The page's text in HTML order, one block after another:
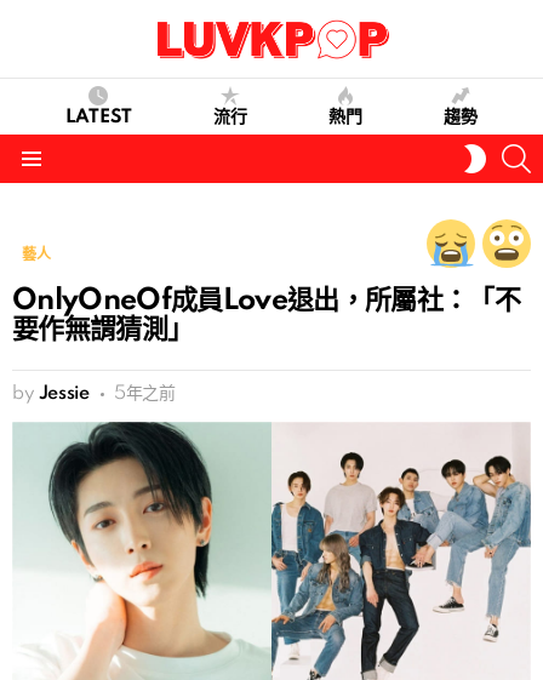
LATEST 流行 熱門 趨勢
SKIN
藝人
OnlyOneOf成員Love退出，所屬社：「不
要作無謂猜測」
by Jessie 5年之前